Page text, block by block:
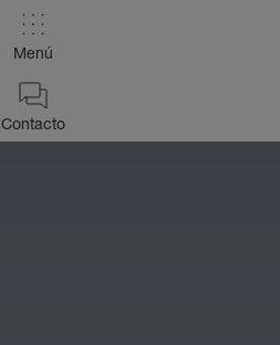
Menú
Contacto